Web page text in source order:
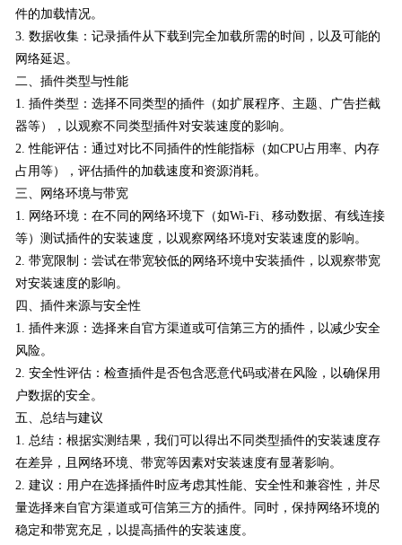
件的加载情况。
3. 数据收集：记录插件从下载到完全加载所需的时间，以及可能的
网络延迟。
二、插件类型与性能
1. 插件类型：选择不同类型的插件（如扩展程序、主题、广告拦截
器等），以观察不同类型插件对安装速度的影响。
2. 性能评估：通过对比不同插件的性能指标（如CPU占用率、内存
占用等），评估插件的加载速度和资源消耗。
三、网络环境与带宽
1. 网络环境：在不同的网络环境下（如Wi-Fi、移动数据、有线连接
等）测试插件的安装速度，以观察网络环境对安装速度的影响。
2. 带宽限制：尝试在带宽较低的网络环境中安装插件，以观察带宽
对安装速度的影响。
四、插件来源与安全性
1. 插件来源：选择来自官方渠道或可信第三方的插件，以减少安全
风险。
2. 安全性评估：检查插件是否包含恶意代码或潜在风险，以确保用
户数据的安全。
五、总结与建议
1. 总结：根据实测结果，我们可以得出不同类型插件的安装速度存
在差异，且网络环境、带宽等因素对安装速度有显著影响。
2. 建议：用户在选择插件时应考虑其性能、安全性和兼容性，并尽
量选择来自官方渠道或可信第三方的插件。同时，保持网络环境的
稳定和带宽充足，以提高插件的安装速度。